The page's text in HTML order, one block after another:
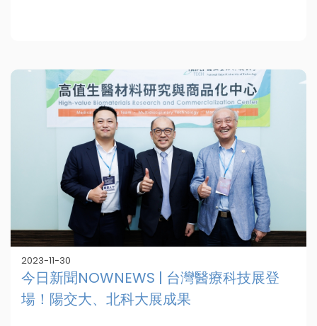
2023-11-30
今日新聞NOWNEWS | 台灣醫療科技展登
場！陽交大、北科大展成果